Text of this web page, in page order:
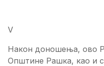
V
Након доношења, ово
Општине Рашка, као и